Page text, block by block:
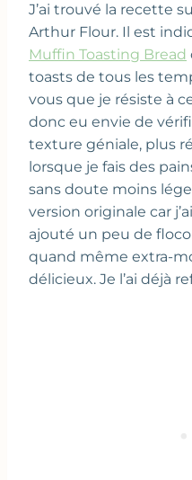
J’ai trouvé la recette
Arthur Flour. Il est
Muffin Toasting Bread
toasts de tous les
vous que je résiste à
donc eu envie de
texture géniale, plus
lorsque je fais des
sans doute moins
version originale car
ajouté un peu de
quand même extra-
délicieux. Je l’ai déjà